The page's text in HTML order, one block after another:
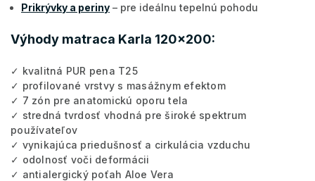
Prikrývky a periny – pre ideálnu tepelnú pohodu
Výhody matraca Karla 120x200:
✓ kvalitná PUR pena T25
✓ profilované vrstvy s masážnym efektom
✓ 7 zón pre anatomickú oporu tela
✓ stredná tvrdosť vhodná pre široké spektrum
používateľov
✓ vynikajúca priedušnosť a cirkulácia vzduchu
✓ odolnosť voči deformácii
✓ antialergický poťah Aloe Vera